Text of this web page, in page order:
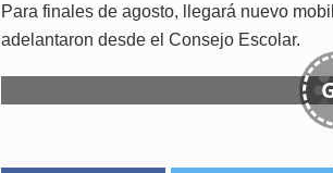
Para finales de agosto, llegará nuevo
adelantaron desde el Consejo Escolar.